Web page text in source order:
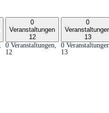
0
Veranstaltungen
12
0 Veranstaltungen,
12
0
13
0
13